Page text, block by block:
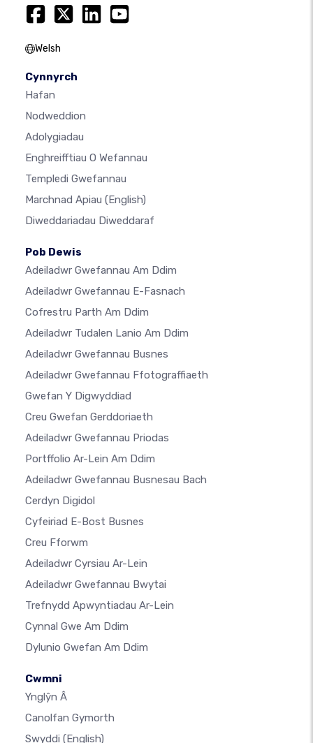
Welsh
Cynnyrch
Hafan
Nodweddion
Adolygiadau
Enghreifftiau O Wefannau
Templedi Gwefannau
Marchnad Apiau (English)
Diweddariadau Diweddaraf
Pob Dewis
Adeiladwr Gwefannau Am Ddim
Adeiladwr Gwefannau E-Fasnach
Cofrestru Parth Am Ddim
Adeiladwr Tudalen Lanio Am Ddim
Adeiladwr Gwefannau Busnes
Adeiladwr Gwefannau Ffotograffiaeth
Gwefan Y Digwyddiad
Creu Gwefan Gerddoriaeth
Adeiladwr Gwefannau Priodas
Portffolio Ar-Lein Am Ddim
Adeiladwr Gwefannau Busnesau Bach
Cerdyn Digidol
Cyfeiriad E-Bost Busnes
Creu Fforwm
Adeiladwr Cyrsiau Ar-Lein
Adeiladwr Gwefannau Bwytai
Trefnydd Apwyntiadau Ar-Lein
Cynnal Gwe Am Ddim
Dylunio Gwefan Am Ddim
Cwmni
Ynglŷn Â
Canolfan Gymorth
Swyddi (English)